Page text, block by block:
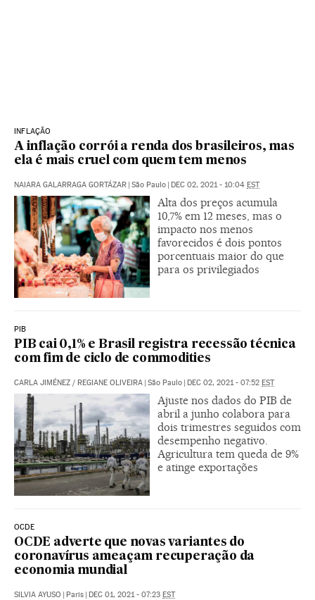
INFLAÇÃO
A inflação corrói a renda dos brasileiros, mas
ela é mais cruel com quem tem menos
NAIARA GALARRAGA GORTÁZAR | São Paulo | DEC 02, 2021 - 10:04 EST
Alta dos preços acumula
10,7% em 12 meses, mas o
impacto nos menos
favorecidos é dois pontos
porcentuais maior do que
para os privilegiados
PIB
PIB cai 0,1% e Brasil registra recessão técnica
com fim de ciclo de commodities
CARLA JIMÉNEZ / REGIANE OLIVEIRA | São Paulo | DEC 02, 2021 - 07:52 EST
Ajuste nos dados do PIB de
abril a junho colabora para
dois trimestres seguidos com
desempenho negativo.
Agricultura tem queda de 9%
e atinge exportações
OCDE
OCDE adverte que novas variantes do
coronavírus ameaçam recuperação da
economia mundial
SILVIA AYUSO | Paris | DEC 01, 2021 - 07:23 EST